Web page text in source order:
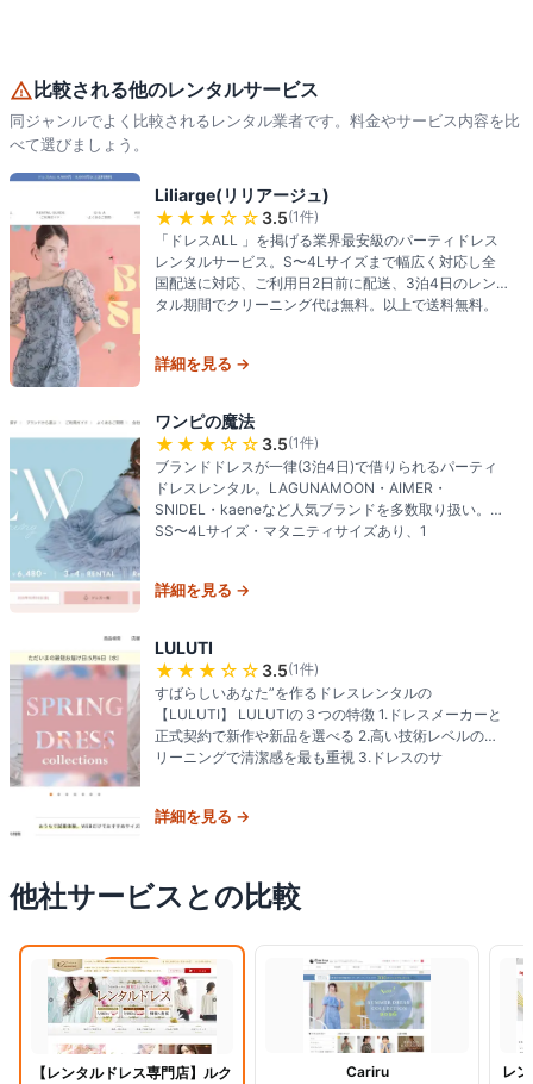
比較される他のレンタルサービス
同ジャンルでよく比較されるレンタル業者です。料金やサービス内容を比
べて選びましょう。
Liliarge(リリアージュ)
★★★ ☆☆ 3.5(1件)
「ドレスALL 」を掲げる業界最安級のパーティドレス
レンタルサービス。S〜4Lサイズまで幅広く対応し全
国配送に対応、ご利用日2日前に配送、3泊4日のレン
タル期間でクリーニング代は無料。以上で送料無料。
詳細を見る →
ワンピの魔法
★★★ ☆☆ 3.5(1件)
ブランドドレスが一律(3泊4日)で借りられるパーティ
ドレスレンタル。LAGUNAMOON・AIMER・
SNIDEL・kaeneなど人気ブランドを多数取り扱い。
SS〜4Lサイズ・マタニティサイズあり、1
詳細を見る →
LULUTI
★★★ ☆☆ 3.5(1件)
すばらしいあなた”を作るドレスレンタルの
【LULUTI】 LULUTIの３つの特徴 1.ドレスメーカーと
正式契約で新作や新品を選べる 2.高い技術レベルのク
リーニングで清潔感を最も重視 3.ドレスのサ
詳細を見る →
他社サービスとの比較
閲覧中
【レンタルドレス専門店】ルク
Cariru レ